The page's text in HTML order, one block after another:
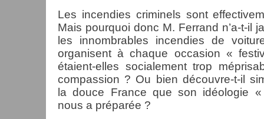
Les incendies criminels sont
Mais pourquoi donc M. Ferrand n’a-t-il
les innombrables incendies de
organisent à chaque occasion «
étaient-elles socialement trop
compassion ? Ou bien découvre-t-il
la douce France que son idéologie «
nous a préparée ?